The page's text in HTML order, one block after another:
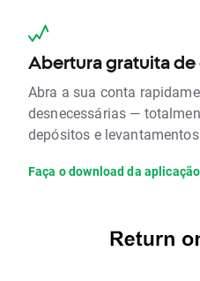
Abertura gratuita
Abra a sua conta
desnecessárias —
depósitos e
Faça o download da aplicação